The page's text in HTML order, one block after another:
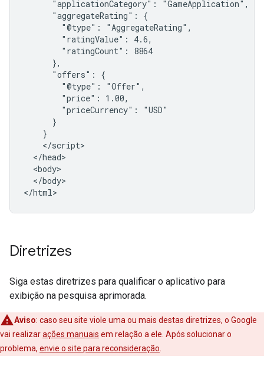
      "applicationCategory": "GameApplication",
      "aggregateRating": {
        "@type": "AggregateRating",
        "ratingValue": 4.6,
        "ratingCount": 8864
      },
      "offers": {
        "@type": "Offer",
        "price": 1.00,
        "priceCurrency": "USD"
      }
    }
    </script>
  </head>
  <body>
  </body>
</html>
Diretrizes
Siga estas diretrizes para qualificar o aplicativo para
exibição na pesquisa aprimorada.
Aviso: caso seu site viole uma ou mais destas diretrizes, o Google
vai realizarações manuais em relação a ele. Após solucionar o
problema, envie o site para reconsideração